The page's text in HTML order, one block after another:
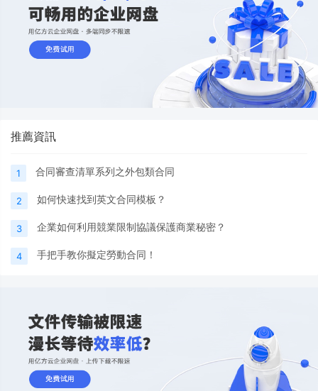
推薦資訊
1 合同審查清單系列之外包類合同
2 如何快速找到英文合同模板？
3 企業如何利用競業限制協議保護商業秘密？
4 手把手教你擬定勞動合同！